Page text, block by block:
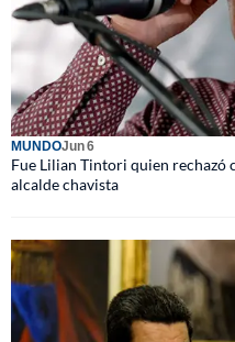
MUNDOJun 6
Fue Lilian Tintori quien rechazó
alcalde chavista